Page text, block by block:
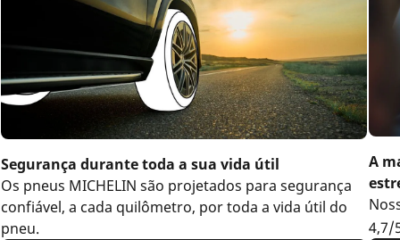
Segurança durante toda a sua vida útil
Os pneus MICHELIN são projetados para segurança
confiável, a cada quilômetro, por toda a vida útil do
pneu.
A
4,7/